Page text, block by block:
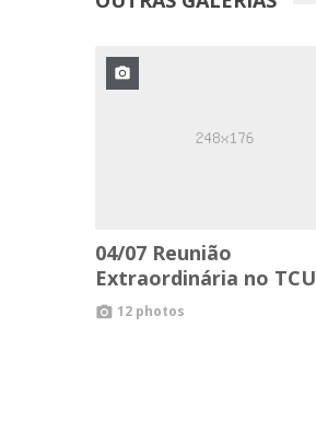

04/07 Reunião
Extraordinária no TCU
 12 photos